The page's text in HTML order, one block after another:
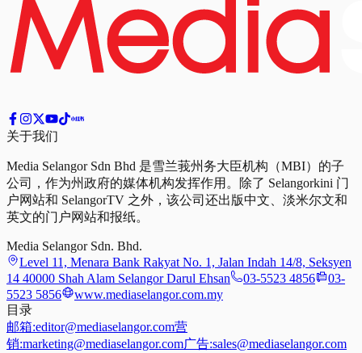
关于我们
Media Selangor Sdn Bhd 是雪兰莪州务大臣机构（MBI）的子
公司，作为州政府的媒体机构发挥作用。除了 Selangorkini 门
户网站和 SelangorTV 之外，该公司还出版中文、淡米尔文和
英文的门户网站和报纸。
Media Selangor Sdn. Bhd.
Level 11, Menara Bank Rakyat No. 1, Jalan Indah 14/8, Seksyen
14 40000 Shah Alam Selangor Darul Ehsan
03-5523 4856
03-
5523 5856
www.mediaselangor.com.my
目录
邮箱:editor@mediaselangor.com营
销:marketing@mediaselangor.com广告:sales@mediaselangor.com